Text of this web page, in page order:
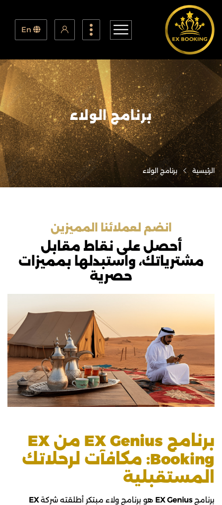
برنامج الولاء
الرئيسية برنامج الولاء
انضم لعملائنا المميزين
أحصل على نقاط مقابل
مشترياتك، واستبدلها بمميزات
حصرية
برنامج EX Genius من EX
Booking: مكافآت لرحلاتك
المستقبلية
برنامجEX Genius هو برنامج ولاء مبتكر أطلقته شركةEX